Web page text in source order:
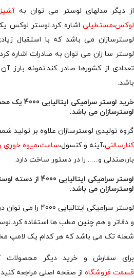
از دیگر مدلهای لوستر می توان به
لوکس،مستطیلی اشاره کرد.لوستر لوکس
لوسترسازان می باشد که با استقبال
لوستر سا زان می توان به صادرات اشاره
تعدادی از کشورها صادر کند.نمونه بارز
باشد.
خرید لوستر
لوسترسازان می باشد.
گروه تولیدی لوسترسازان علاوه بر تولید
کنارسالنی،آینه و کنسول،ساعت،میوه خوری
بار،صندلی و….. را در دستور ساخت دارد.
لوستر سرامیکی
لوسترسازان می باشد.
لوستر سرامیکی
شعله تک می باشد که هر کدام یک لامپ
برای سفارش و خرید دیگر محصولات
قسمت فروشگاه از صفحه اصلی مراجعه